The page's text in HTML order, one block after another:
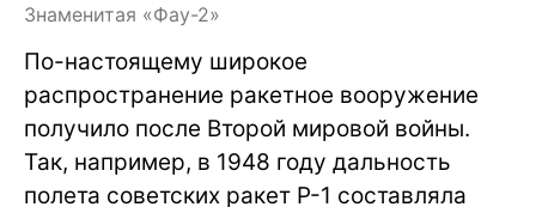
Знаменитая «Фау-2»
По-настоящему широкое
распространение ракетное вооружение
получило после Второй мировой войны.
Так, например, в 1948 году дальность
полета советских ракет Р-1 составляла